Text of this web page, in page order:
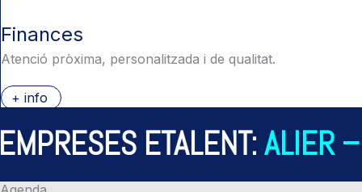
Finances
Atenció pròxima, personalitzada i de qualitat.
+ info
ETALENT:ALIER –